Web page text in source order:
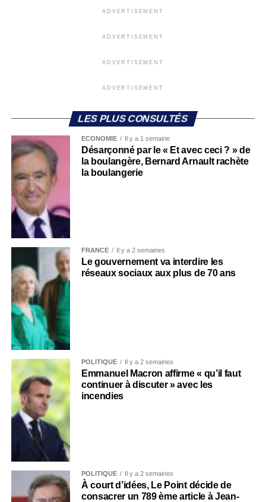
ADVERTISEMENT
ADVERTISEMENT
ADVERTISEMENT
ADVERTISEMENT
LES PLUS CONSULTÉS
ECONOMIE Il y a 1 semaine
Désarçonné par le « Et avec ceci ? » de
la boulangère, Bernard Arnault rachète
la boulangerie
FRANCE Il y a 2 semaines
Le gouvernement va interdire les
réseaux sociaux aux plus de 70 ans
POLITIQUE Il y a 2 semaines
Emmanuel Macron affirme « qu’il faut
continuer à discuter » avec les
incendies
POLITIQUE Il y a 2 semaines
À court d’idées, Le Point décide de
consacrer un 789 ème article à Jean-